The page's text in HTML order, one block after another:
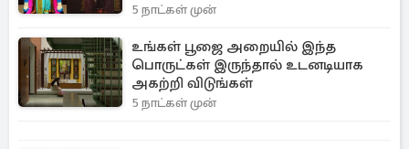
5 நாட்கள் முன்
உங்கள் பூஜை அறையில் இந்த
பொருட்கள் இருந்தால் உடனடியாக
அகற்றி விடுங்கள்
5 நாட்கள் முன்